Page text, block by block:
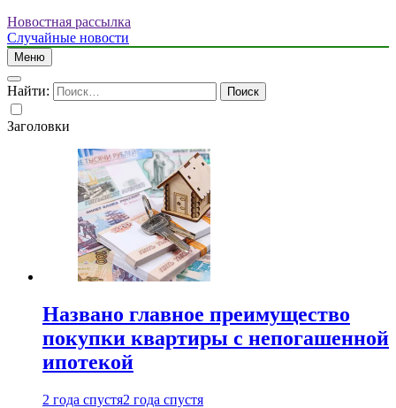
Новостная рассылка
Случайные новости
Меню
Найти:
Заголовки
Названо главное преимущество
покупки квартиры с непогашенной
ипотекой
2 года спустя2 года спустя